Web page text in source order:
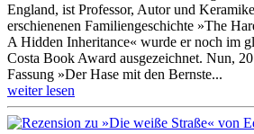
England, ist Professor, Autor und
erschie­nenen Familien­geschichte »The
A Hidden Inheritance« wurde er noch im
Costa Book Award ausge­zeichnet. Nun,
Fassung »Der Hase mit den Bern­ste...
weiter lesen